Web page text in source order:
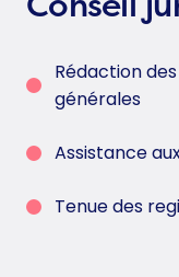
Rédaction
générales
Assistance
Tenue des